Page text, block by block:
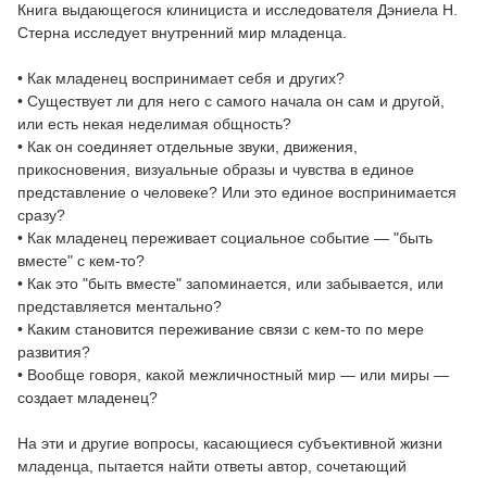
Книга выдающегося клинициста и исследователя Дэниела Н.
Стерна исследует внутренний мир младенца.
• Как младенец воспринимает себя и других?
• Существует ли для него с самого начала он сам и другой,
или есть некая неделимая общность?
• Как он соединяет отдельные звуки, движения,
прикосновения, визуальные образы и чувства в единое
представление о человеке? Или это единое воспринимается
сразу?
• Как младенец переживает социальное событие — "быть
вместе" с кем-то?
• Как это "быть вместе" запоминается, или забывается, или
представляется ментально?
• Каким становится переживание связи с кем-то по мере
развития?
• Вообще говоря, какой межличностный мир — или миры —
создает младенец?
На эти и другие вопросы, касающиеся субъективной жизни
младенца, пытается найти ответы автор, сочетающий